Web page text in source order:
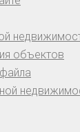
объектов